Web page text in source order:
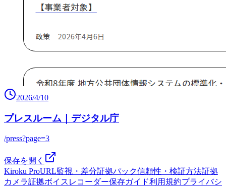
2026/4/10
プレスルーム｜デジタル庁
/press?page=3
保存を開く
Kiroku ProURL監視・差分証拠パック信頼性・検証方法証拠
カメラ証拠ボイスレコーダー保存ガイド利用規約プライバシ